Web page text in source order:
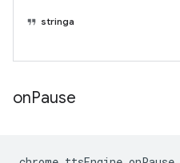
stringa
onPause